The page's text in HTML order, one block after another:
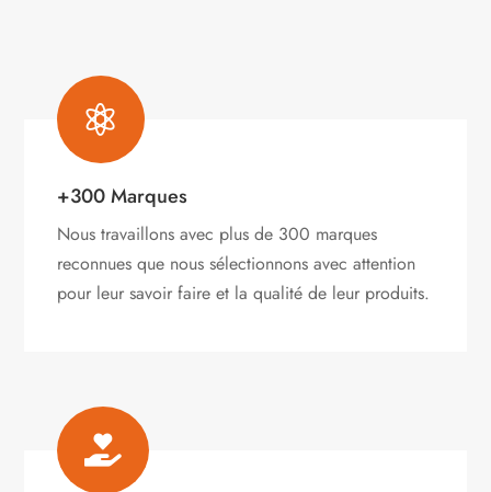

+300 Marques
Nous travaillons avec plus de 300 marques
reconnues que nous sélectionnons avec attention
pour leur savoir faire et la qualité de leur produits.
